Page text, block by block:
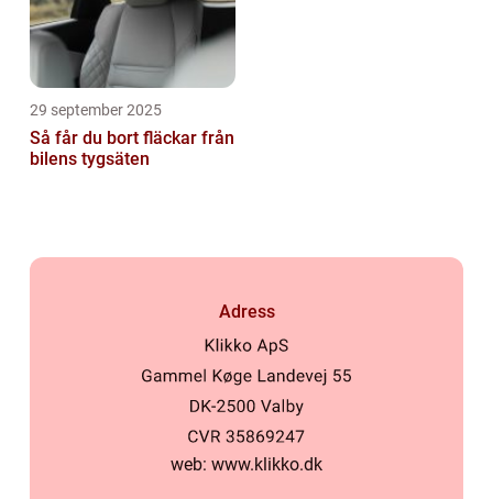
29 september 2025
Så får du bort fläckar från
bilens tygsäten
Adress
web: www.klikko.dk